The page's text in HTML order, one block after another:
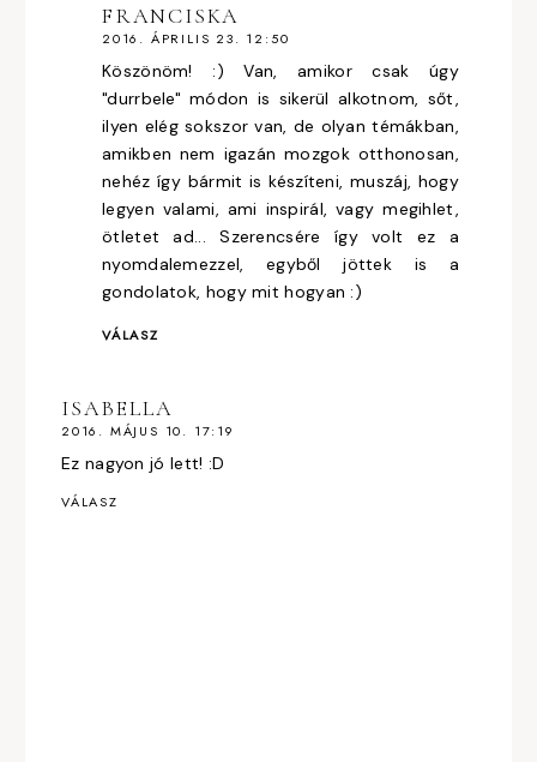
FRANCISKA
2016. ÁPRILIS 23. 12:50
Köszönöm! :) Van, amikor csak úgy
"durrbele" módon is sikerül alkotnom, sőt,
ilyen elég sokszor van, de olyan témákban,
amikben nem igazán mozgok otthonosan,
nehéz így bármit is készíteni, muszáj, hogy
legyen valami, ami inspirál, vagy megihlet,
ötletet ad... Szerencsére így volt ez a
nyomdalemezzel, egyből jöttek is a
gondolatok, hogy mit hogyan :)
VÁLASZ
ISABELLA
2016. MÁJUS 10. 17:19
Ez nagyon jó lett! :D
VÁLASZ